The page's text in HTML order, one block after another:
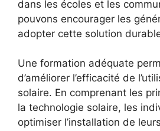
dans les ⁤écoles et les
pouvons encourager les
adopter cette ‍solution
Une formation⁣ adéquate
d’améliorer ‍l’efficacité de
solaire. En comprenant ⁤les
la ‌technologie solaire, les
optimiser l’installation ⁤de